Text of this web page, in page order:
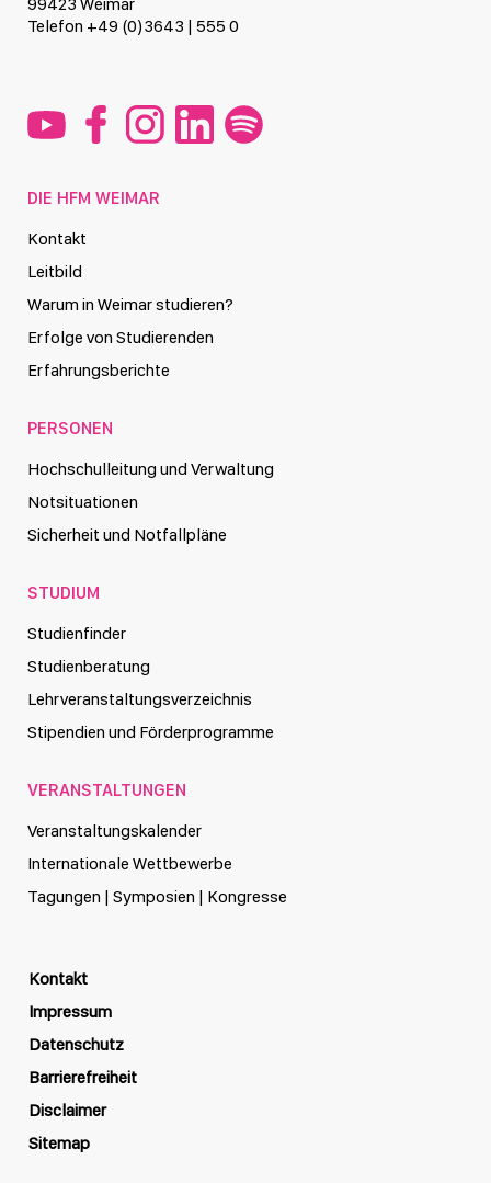
Telefon +49 (0)3643 | 555 0
DIE HFM WEIMAR
Kontakt
Leitbild
Warum in Weimar studieren?
Erfolge von Studierenden
Erfahrungsberichte
PERSONEN
Hochschulleitung und Verwaltung
Notsituationen
Sicherheit und Notfallpläne
STUDIUM
Studienfinder
Studienberatung
Lehrveranstaltungsverzeichnis
Stipendien und Förderprogramme
VERANSTALTUNGEN
Veranstaltungskalender
Internationale Wettbewerbe
Tagungen | Symposien | Kongresse
Kontakt
Impressum
Datenschutz
Barrierefreiheit
Disclaimer
Sitemap